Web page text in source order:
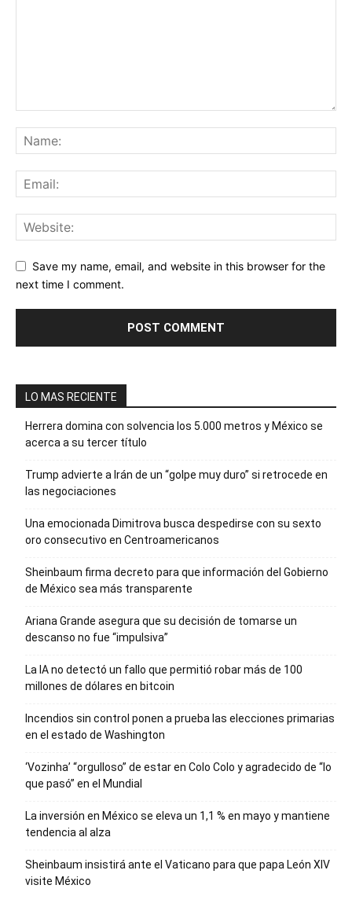
Save my name, email, and website in this browser for the
next time I comment.
LO MAS RECIENTE
Herrera domina con solvencia los 5.000 metros y México se
acerca a su tercer título
Trump advierte a Irán de un “golpe muy duro” si retrocede en
las negociaciones
Una emocionada Dimitrova busca despedirse con su sexto
oro consecutivo en Centroamericanos
Sheinbaum firma decreto para que información del Gobierno
de México sea más transparente
Ariana Grande asegura que su decisión de tomarse un
descanso no fue “impulsiva”
La IA no detectó un fallo que permitió robar más de 100
millones de dólares en bitcoin
Incendios sin control ponen a prueba las elecciones primarias
en el estado de Washington
‘Vozinha’ “orgulloso” de estar en Colo Colo y agradecido de “lo
que pasó” en el Mundial
La inversión en México se eleva un 1,1 % en mayo y mantiene
tendencia al alza
Sheinbaum insistirá ante el Vaticano para que papa León XIV
visite México